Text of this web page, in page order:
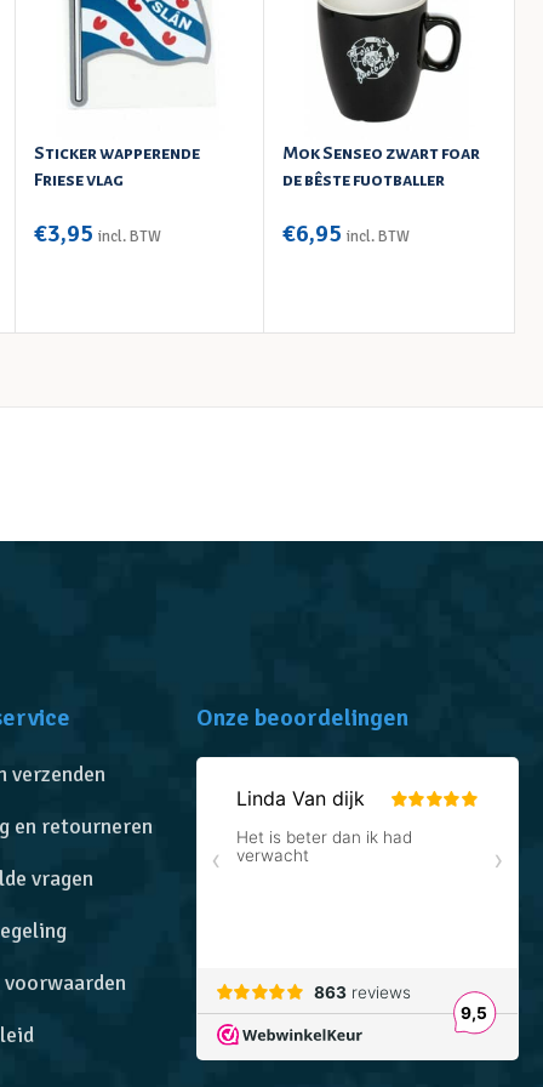
Sticker wapperende
Friese vlag
€3,95 incl. BTW
Mok Senseo zwart foar
de bêste fuotballer
€6,95 incl. BTW
verzenden
en retourneren
vragen
voorwaarden
Onze beoordelingen